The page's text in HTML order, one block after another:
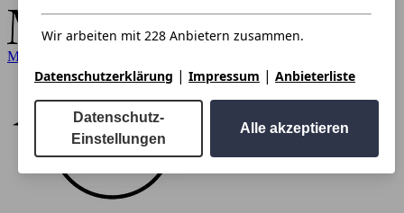
Wir arbeiten mit 228 Anbietern zusammen.
Datenschutzerklärung | Impressum | Anbieterliste
Datenschutz-
Einstellungen
Alle akzeptieren
Mercedes-Benz